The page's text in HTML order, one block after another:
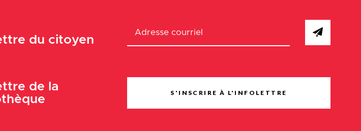
du citoyen
de la
S'INSCRIRE À L'INFOLETTRE